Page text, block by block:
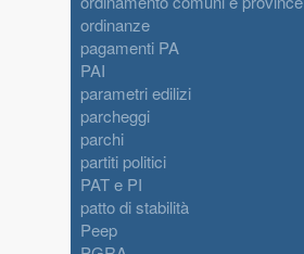
ordinanze
pagamenti PA
PAI
parametri edilizi
parcheggi
parchi
partiti politici
PAT e PI
patto di stabilità
Peep